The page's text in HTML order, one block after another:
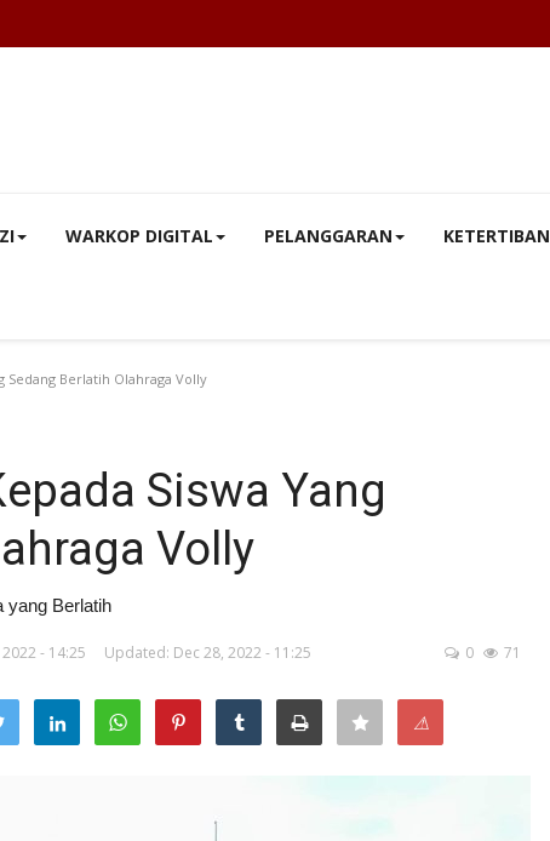
WARKOP DIGITAL PELANGGARAN KETERTIBAN
Sedang Berlatih Olahraga Volly
Siswa Yang
Volly
yang Berlatih
- 14:25 Updated: Dec 28, 2022 - 11:25 0 71
⚠